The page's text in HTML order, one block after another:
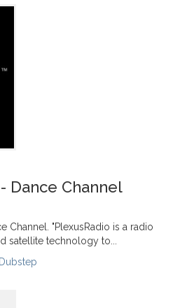
Dance Channel
Channel. "PlexusRadio is a radio
satellite technology to...
Dubstep